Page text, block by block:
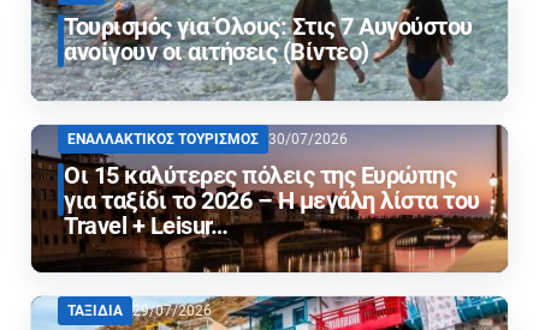
Τουρισμός για Όλους: Στις 7 Αυγούστου
ανοίγουν οι αιτήσεις (Βίντεο)
ΕΝΑΛΛΑΚΤΙΚΟΣ ΤΟΥΡΙΣΜΟΣ 30/07/2026
Οι 15 καλύτερες πόλεις της Ευρώπης
για ταξίδι το 2026 – Η μεγάλη λίστα του
Travel + Leisur…
ΤΑΞΙΔΙΑ 29/07/2026